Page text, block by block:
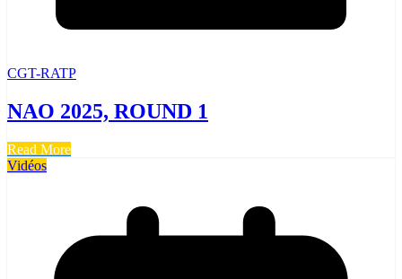
CGT-RATP
NAO 2025, ROUND 1
Read More
Vidéos